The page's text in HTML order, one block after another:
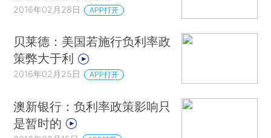
2016年02月28日 APP打开
贝莱德：美国若施行负利率政
策弊大于利
2016年02月25日 APP打开
澳新银行：负利率政策影响只
是暂时的